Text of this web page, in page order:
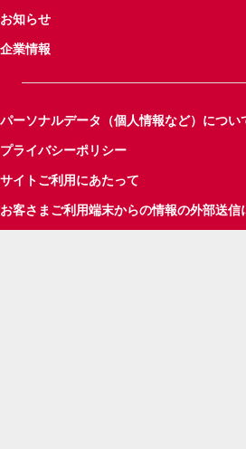
お知らせ
企業情報
パーソナルデータ（個人情報など）につい
プライバシーポリシー
サイトご利用にあたって
お客さまご利用端末からの情報の外部送信